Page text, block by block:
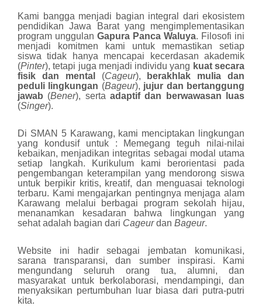
Kami bangga menjadi bagian integral dari ekosistem
pendidikan Jawa Barat yang mengimplementasikan
program unggulan Gapura Panca Waluya. Filosofi ini
menjadi komitmen kami untuk memastikan setiap
siswa tidak hanya mencapai kecerdasan akademik
(Pinter), tetapi juga menjadi individu yang kuat secara
fisik dan mental
(Cageur),
berakhlak mulia dan
peduli lingkungan (Bageur), jujur dan bertanggung
jawab (Bener), sertaadaptif dan berwawasan luas
(Singer).
Di SMAN 5 Karawang, kami menciptakan lingkungan
yang kondusif untuk : Memegang teguh nilai-nilai
kebaikan, menjadikan integritas sebagai modal utama
setiap langkah.
Kurikulum kami berorientasi pada
pengembangan keterampilan yang mendorong siswa
untuk berpikir kritis, kreatif, dan menguasai teknologi
terbaru. Kami mengajarkan pentingnya menjaga alam
Karawang melalui berbagai program sekolah hijau,
menanamkan kesadaran bahwa lingkungan yang
sehat adalah bagian dari Cageurdan Bageur.
Website ini hadir sebagai jembatan komunikasi,
sarana transparansi, dan sumber inspirasi. Kami
mengundang seluruh orang tua, alumni, dan
masyarakat untuk berkolaborasi, mendampingi, dan
menyaksikan pertumbuhan luar biasa dari putra-putri
kita.